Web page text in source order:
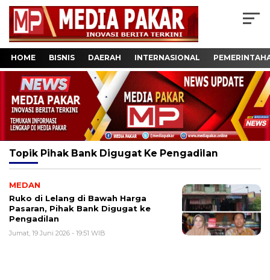
HOME BISNIS DAERAH INTERNASIONAL
Topik Pihak Bank Digugat Ke Pengadilan
MEDAN
Ruko di Lelang di Bawah Harga
Pasaran, Pihak Bank Digugat ke
Pengadilan
Jumat, 19 Juni 2026 - 19:51 WIB